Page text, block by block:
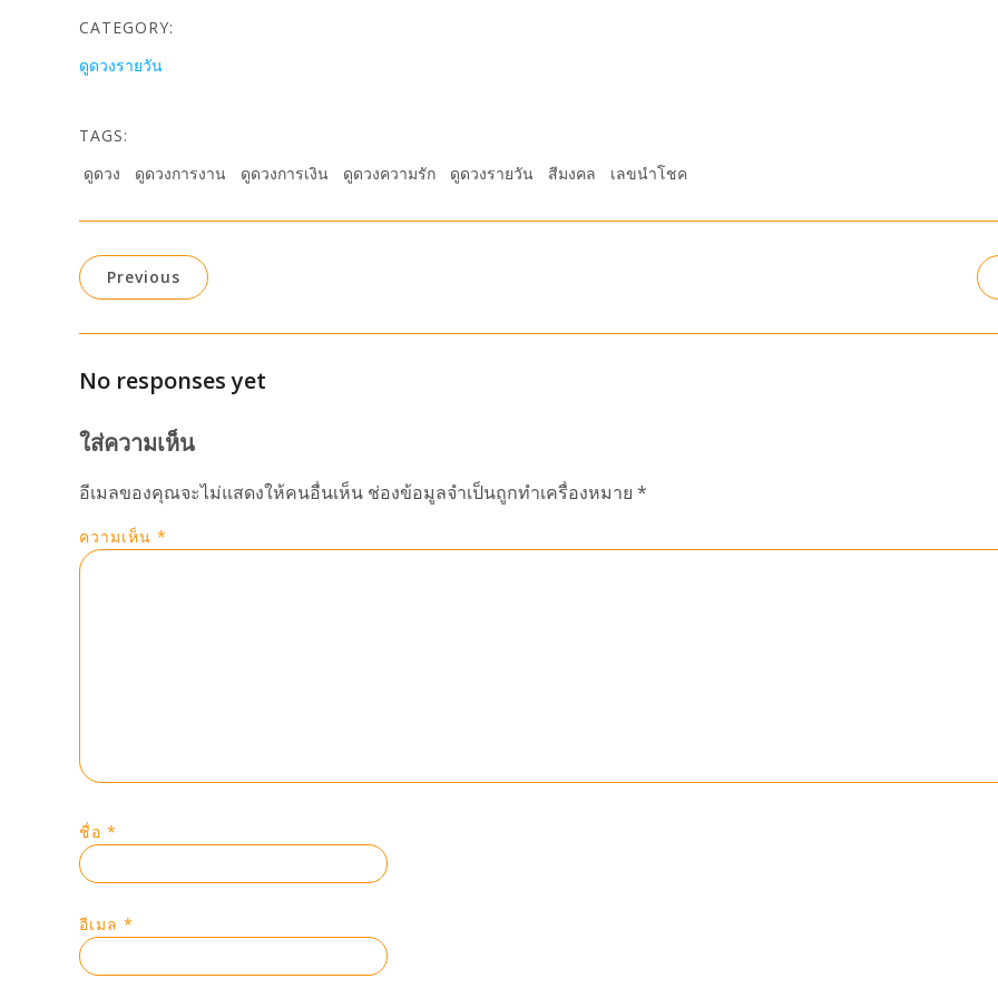
CATEGORY:
ดูดวงรายวัน
TAGS:
ดูดวง
ดูดวงการงาน ดูดวงการเงิน ดูดวงความรัก ดูดวงรายวัน สีมงคล เลขนำโชค
Previous
No responses yet
ใส่ความเห็น
อีเมลของคุณจะไม่แสดงให้คนอื่นเห็น ช่องข้อมูลจำเป็นถูกทำเครื่องหมาย *
ความเห็น *
ชื่อ *
อีเมล *